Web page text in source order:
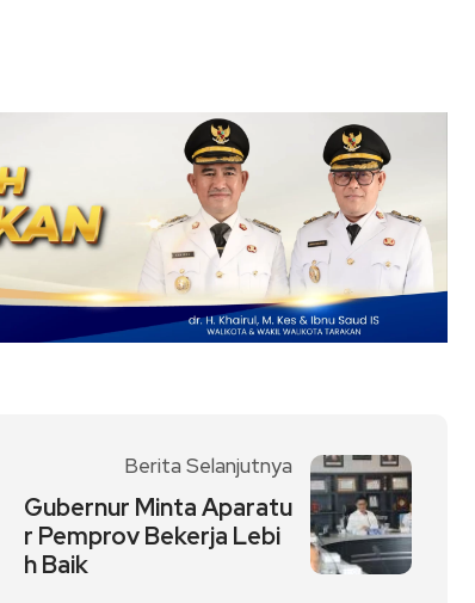
Berita Selanjutnya
Gubernur Minta Aparatu
r Pemprov Bekerja Lebi
h Baik